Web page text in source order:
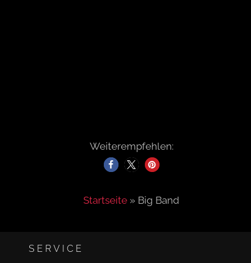
Weiterempfehlen:
Startseite » Big Band
SERVICE